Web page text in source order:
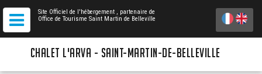
Site Officiel de l'hébergement , partenaire de
Office de Tourisme Saint Martin de Belleville
CHALET L'ARVA - SAINT-MARTIN-DE-BELLEVILLE